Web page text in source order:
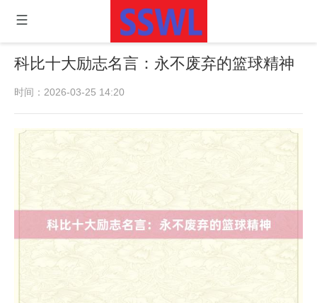
科比十大励志名言：永不废弃的篮球精神
时间：2026-03-25 14:20